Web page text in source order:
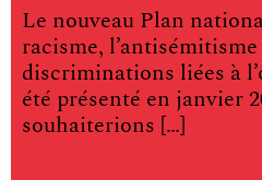
Le nouveau Plan
racisme, l’antisémitisme
discriminations liées à
été présenté en janvier
souhaiterions […]